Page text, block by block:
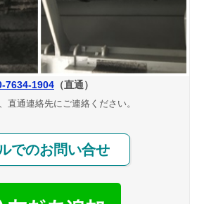
7634-1904 （直通）
直通連絡先にご連絡ください。
でのお問い合せ